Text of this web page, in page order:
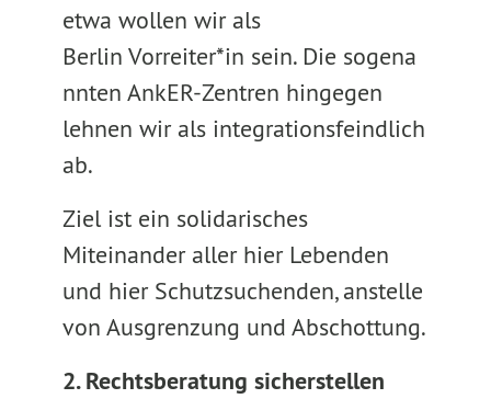
etwa wollen wir als
Berlin Vorreiter*in sein. Die sogena
nnten AnkER-Zentren hingegen
lehnen wir als integrationsfeindlich
ab.
Ziel ist ein solidarisches
Miteinander aller hier Lebenden
und hier Schutzsuchenden, anstelle
von Ausgrenzung und Abschottung.
2. Rechtsberatung sicherstellen